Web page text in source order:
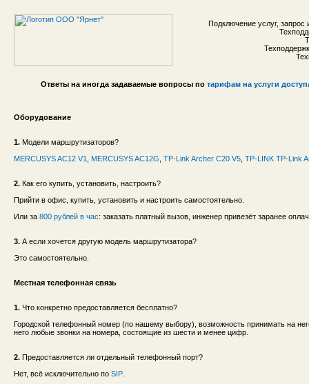
Подключение услуг,
Ответы на иногда задаваемые вопросы по тарифам на услуги
Оборудование
1. Модели маршрутизаторов?
MERCUSYS AC12 V1
MERCUSYS AC12G TP-Link Archer C20 V5 TP-LINK TP-Link
2. Как его купить, установить, настроить?
Прийти в офис, купить, установить и настроить самостоятельно.
Или за 800 рублей в час: заказать платный вызов, инженер привезёт заранее
3. А если хочется другую модель маршрутизатора?
Это самостоятельно.
Местная телефонная связь
1. Что конкретно предоставляется бесплатно?
Городской телефонный номер (по нашему выбору), возможность принимать на
него любые звонки на номера, состоящие из шести и менее цифр.
2. Предоставляется ли отдельный телефонный порт?
Нет, всё исключительно по SIP.